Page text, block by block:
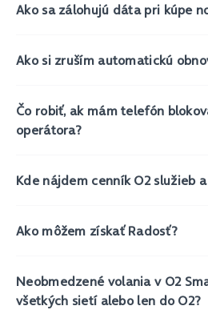
Ako sa zálohujú dáta pri kúpe
Ako si zruším automatickú
Čo robiť, ak mám telefón
operátora?
Kde nájdem cenník O2 služieb
Ako môžem získať Radosť?
Neobmedzené volania v O2
všetkých sietí alebo len do O2?